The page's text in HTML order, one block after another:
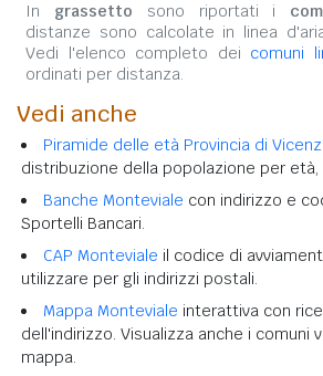
In grassetto sono riportati i
distanze sono calcolate in linea
Vedi l'elenco completo dei comuni
ordinati per distanza.
Vedi anche
Piramide delle età Provincia di
distribuzione della popolazione per
Banche Monteviale con indirizzo e
Sportelli Bancari.
CAP Monteviale il codice di
utilizzare per gli indirizzi postali.
Mappa Monteviale interattiva con
dell'indirizzo. Visualizza anche i comuni
mappa.